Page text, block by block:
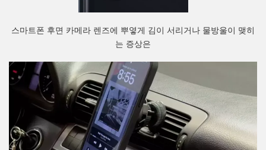
스마트폰 후면 카메라 렌즈에 뿌옇게 김이 서리거나 물방울이 맺히
는 증상은